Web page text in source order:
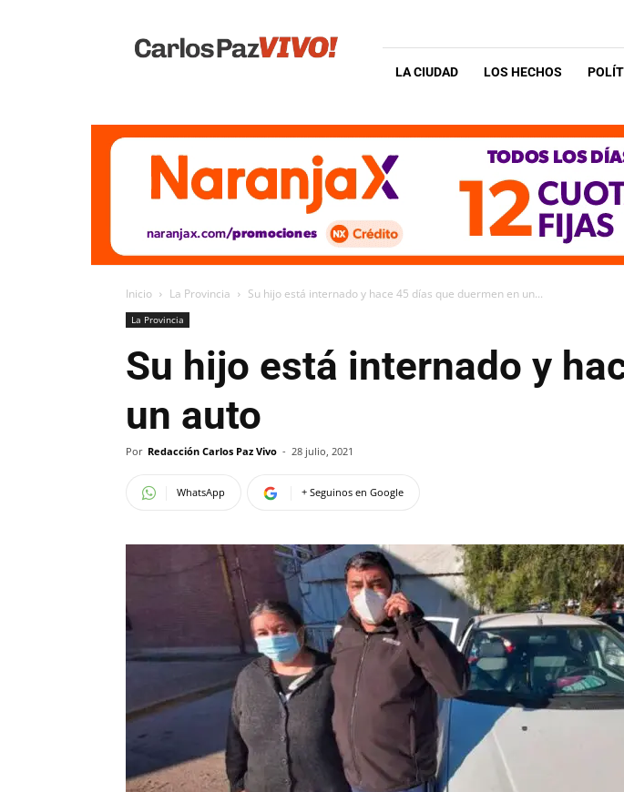
Vivo
LA CIUDAD LOS HECHOS
Inicio La Provincia Su hijo está internado y hace 45 días que duermen en un...
La Provincia
Su hijo está internado y
un auto
Por Redacción Carlos Paz Vivo - 28 julio, 2021
WhatsApp + Seguinos en Google